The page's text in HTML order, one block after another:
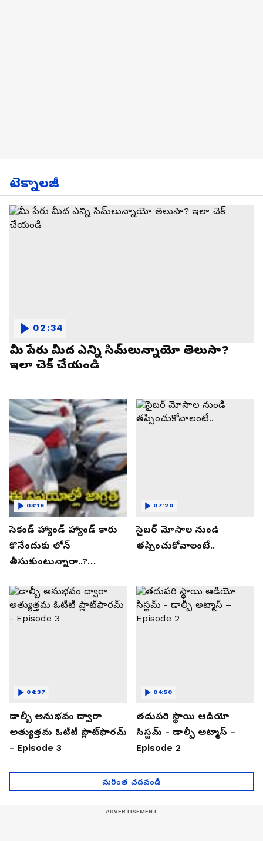
టెక్నాలజీ
మీ పేరు మీద ఎన్ని సిమ్‌లున్నాయో తెలుసా?
ఇలా చెక్ చేయండి
02:34
సెకండ్ హ్యాండ్ హ్యాండ్ కారు
కొనేందుకు లోన్
తీసుకుంటున్నారా..?
తెలుసుకోండి..!
03:19
సైబర్ మోసాల నుండి
తప్పించుకోవాలంటే..
07:20
డాల్బీ అనుభవం ద్వారా
అత్యుత్తమ ఓటీటీ ప్లాట్‌ఫారమ్
- Episode 3
04:37
తదుపరి స్థాయి ఆడియో
సిస్టమ్ - డాల్బీ అట్మాస్ –
Episode 2
04:50
మరింత చదవండి